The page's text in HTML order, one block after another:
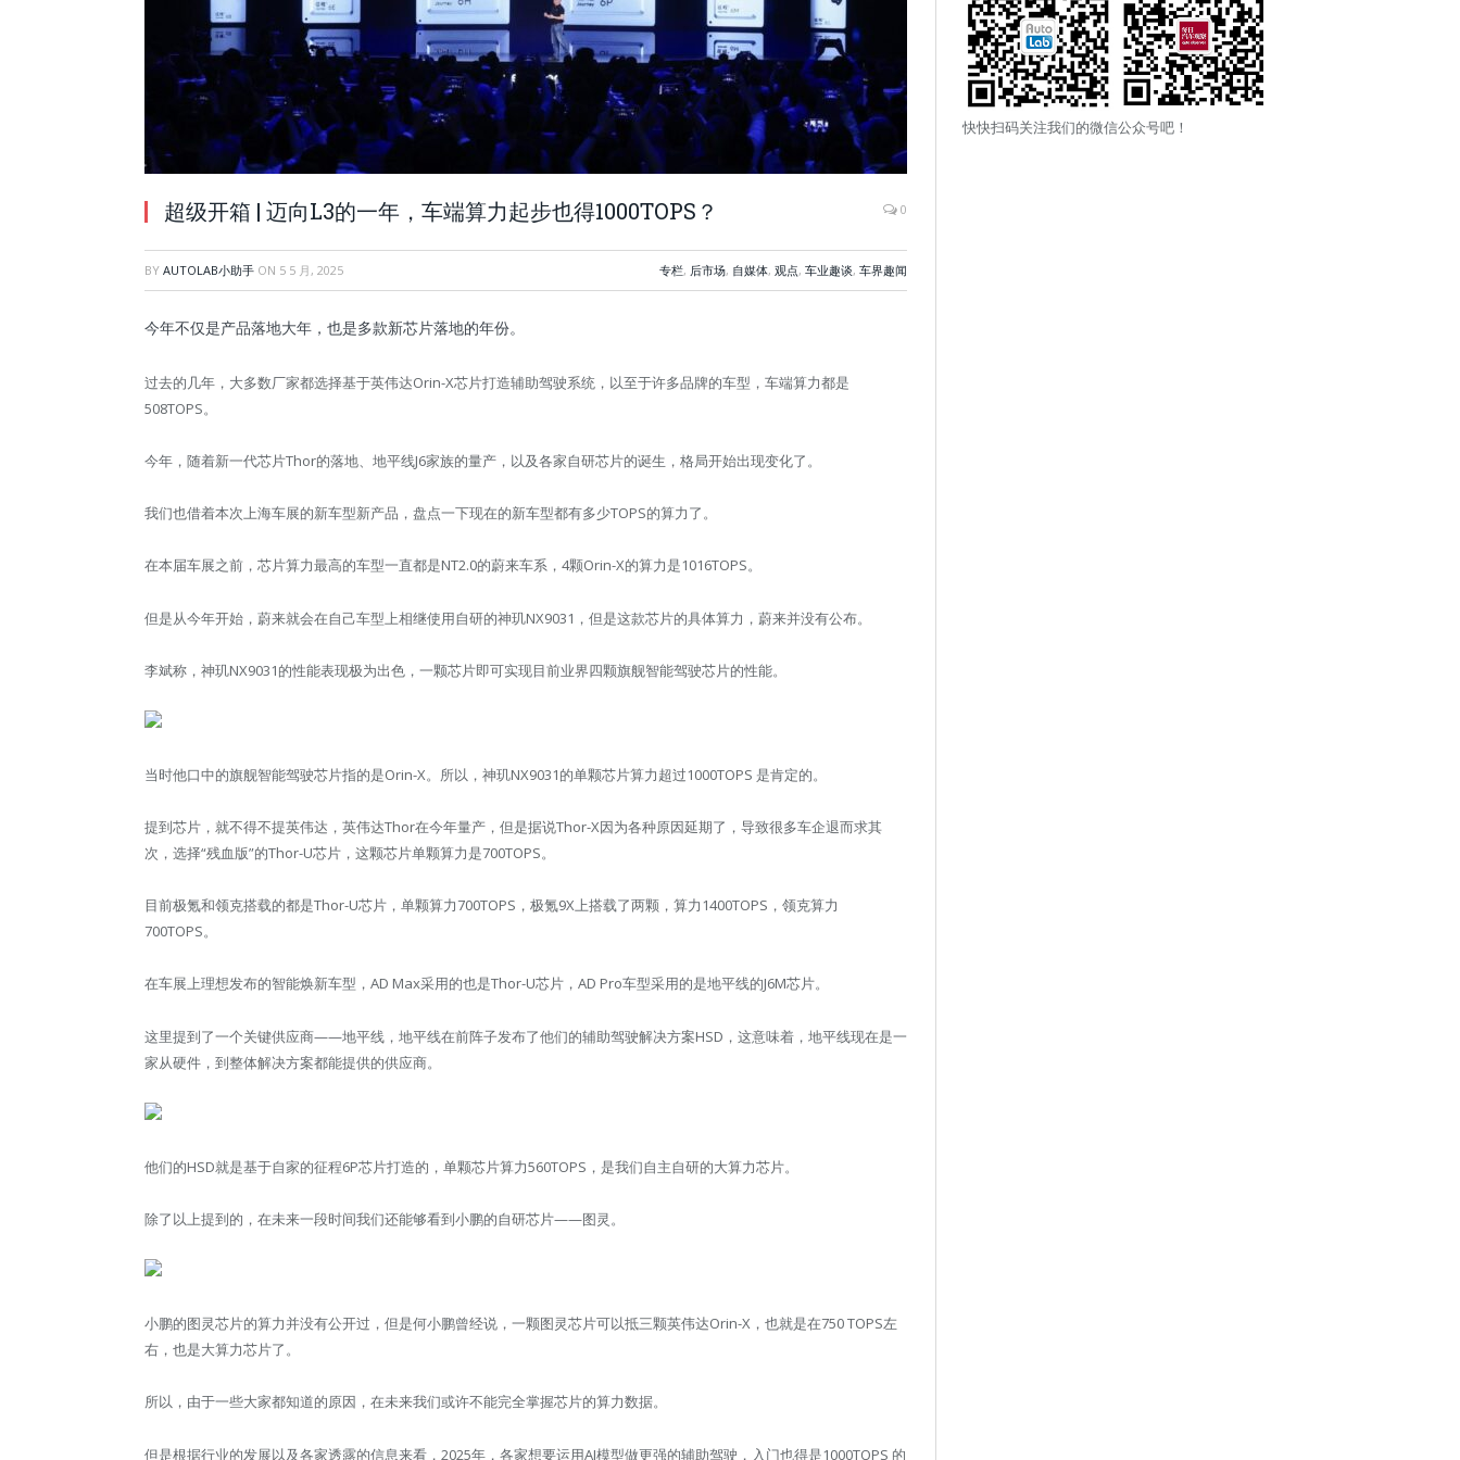
超级开箱 | 迈向L3的一年，车端算力起步也得1000TOPS？ 0
BY AUTOLAB小助手 ON 5 5 月, 2025 专栏, 后市场, 自媒体, 观点, 车业趣谈, 车界趣闻
今年不仅是产品落地大年，也是多款新芯片落地的年份。
过去的几年，大多数厂家都选择基于英伟达Orin-X芯片打造辅助驾驶系统，以至于许多品牌的车型，车端算力都是
508TOPS。
今年，随着新一代芯片Thor的落地、地平线J6家族的量产，以及各家自研芯片的诞生，格局开始出现变化了。
我们也借着本次上海车展的新车型新产品，盘点一下现在的新车型都有多少TOPS的算力了。
在本届车展之前，芯片算力最高的车型一直都是NT2.0的蔚来车系，4颗Orin-X的算力是1016TOPS。
但是从今年开始，蔚来就会在自己车型上相继使用自研的神玑NX9031，但是这款芯片的具体算力，蔚来并没有公布。
李斌称，神玑NX9031的性能表现极为出色，一颗芯片即可实现目前业界四颗旗舰智能驾驶芯片的性能。
当时他口中的旗舰智能驾驶芯片指的是Orin-X。所以，神玑NX9031的单颗芯片算力超过1000TOPS 是肯定的。
提到芯片，就不得不提英伟达，英伟达Thor在今年量产，但是据说Thor-X因为各种原因延期了，导致很多车企退而求其
次，选择“残血版”的Thor-U芯片，这颗芯片单颗算力是700TOPS。
目前极氪和领克搭载的都是Thor-U芯片，单颗算力700TOPS，极氪9X上搭载了两颗，算力1400TOPS，领克算力
700TOPS。
在车展上理想发布的智能焕新车型，AD Max采用的也是Thor-U芯片，AD Pro车型采用的是地平线的J6M芯片。
这里提到了一个关键供应商——地平线，地平线在前阵子发布了他们的辅助驾驶解决方案HSD，这意味着，地平线现在是一
家从硬件，到整体解决方案都能提供的供应商。
他们的HSD就是基于自家的征程6P芯片打造的，单颗芯片算力560TOPS，是我们自主自研的大算力芯片。
除了以上提到的，在未来一段时间我们还能够看到小鹏的自研芯片——图灵。
小鹏的图灵芯片的算力并没有公开过，但是何小鹏曾经说，一颗图灵芯片可以抵三颗英伟达Orin-X，也就是在750 TOPS左
右，也是大算力芯片了。
所以，由于一些大家都知道的原因，在未来我们或许不能完全掌握芯片的算力数据。
但是根据行业的发展以及各家透露的信息来看，2025年，各家想要运用AI模型做更强的辅助驾驶，入门也得是1000TOPS 的
快快扫码关注我们的微信公众号吧！